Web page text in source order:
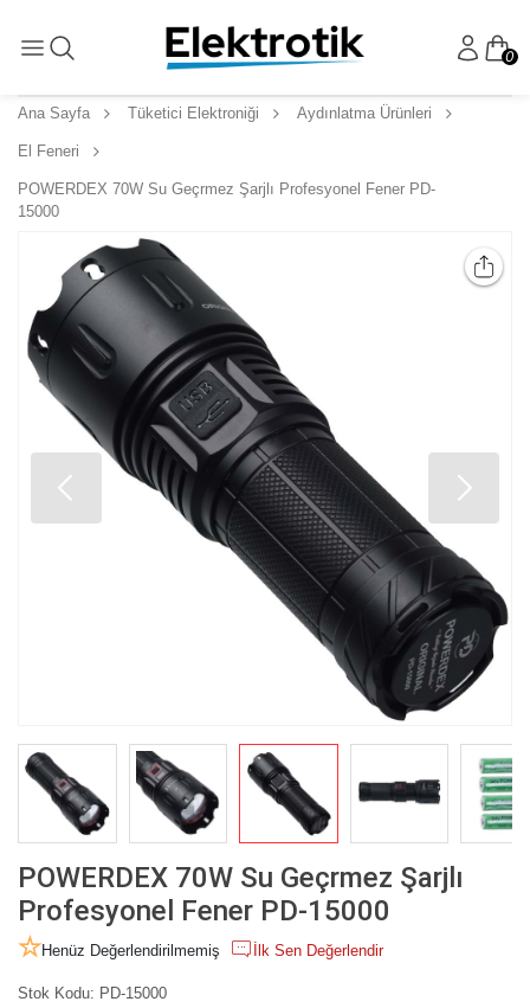
0
Ana Sayfa Tüketici Elektroniği Aydınlatma Ürünleri
El Feneri
POWERDEX 70W Su Geçrmez Şarjlı Profesyonel Fener PD-
15000
POWERDEX 70W Su Geçrmez Şarjlı
Profesyonel Fener PD-15000
Henüz Değerlendirilmemiş İlk Sen Değerlendir
Stok Kodu: PD-15000